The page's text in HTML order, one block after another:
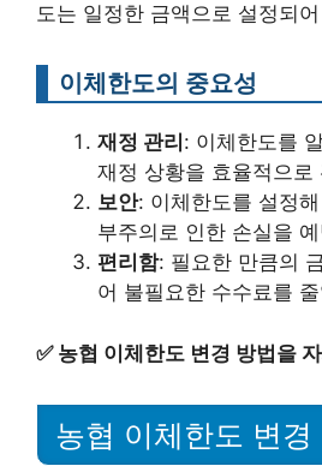
도는 일정한 금액으로 설정되
이체한도의 중요성
재정 관리 : 이체한도를
재정 상황을 효율적으로
보안: 이체한도를 설정
부주의로 인한 손실을
편리함: 필요한 만큼의
어 불필요한 수수료를
✅ 농협 이체한도 변경 방법을
농협 이체한도 변경